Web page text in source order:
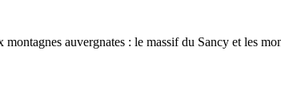
auvergnates : le massif du Sancy et les